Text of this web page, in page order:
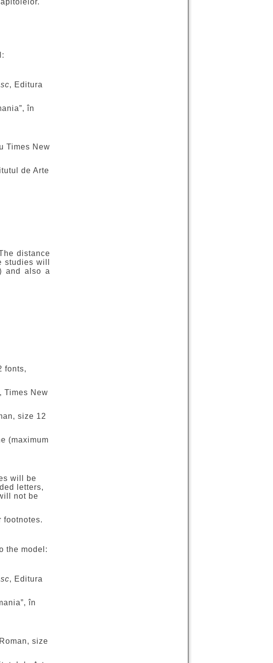
, Editura
în
Times New
de Arte
distance
will
and also a
fonts,
Times New
size 12
(maximum
will be
letters,
not be
footnotes.
the model:
, Editura
în
size